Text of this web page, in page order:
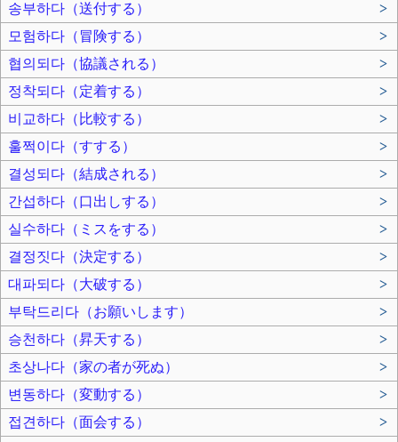
송부하다（送付する）
>
모험하다（冒険する）
>
협의되다（協議される）
>
정착되다（定着する）
>
비교하다（比較する）
>
훌쩍이다（すする）
>
결성되다（結成される）
>
간섭하다（口出しする）
>
실수하다（ミスをする）
>
결정짓다（決定する）
>
대파되다（大破する）
>
부탁드리다（お願いします）
>
승천하다（昇天する）
>
초상나다（家の者が死ぬ）
>
변동하다（変動する）
>
접견하다（面会する）
>